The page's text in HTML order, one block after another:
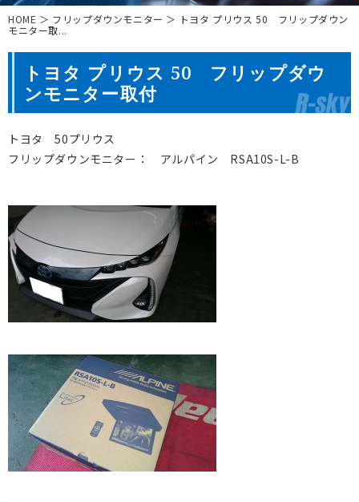
HOME ＞ フリップダウンモニター ＞ トヨタ プリウス 50 フリップダウン
モニター取...
トヨタ プリウス 50 フリップダウ
ンモニター取付
トヨタ 50プリウス
フリップダウンモニター： アルパイン RSA10S-L-B